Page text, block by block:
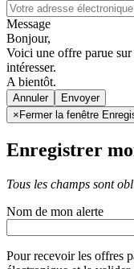
Message
Bonjour,
Voici une offre parue
intéresser.
A bientôt.
Annuler
× Fermer la fenêtre
Enregistrer
Tous les champs sont
Nom de mon alerte
Pour recevoir les offres